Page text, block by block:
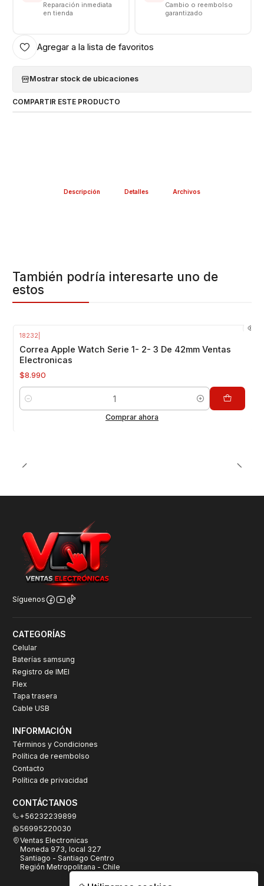
Reparación inmediata
en tienda
Cambio o reembolso
garantizado
Agregar a la lista de favoritos
Mostrar stock de ubicaciones
COMPARTIR ESTE PRODUCTO
Descripción Detalles Archivos
También podría interesarte uno de
estos
18232
Correa Apple Watch Serie 1- 2- 3 De 42mm Ventas
Electronicas
$8.990
Cantidad
Comprar ahora
Síguenos
CATEGORÍAS
Celular
Baterías samsung
Registro de IMEI
Flex
Tapa trasera
Cable USB
INFORMACIÓN
Términos y Condiciones
Política de reembolso
Contacto
Política de privacidad
CONTÁCTANOS
+56232239899
56995220030
Ventas Electronicas
Moneda 973, local 327
Santiago - Santiago Centro
Región Metropolitana - Chile